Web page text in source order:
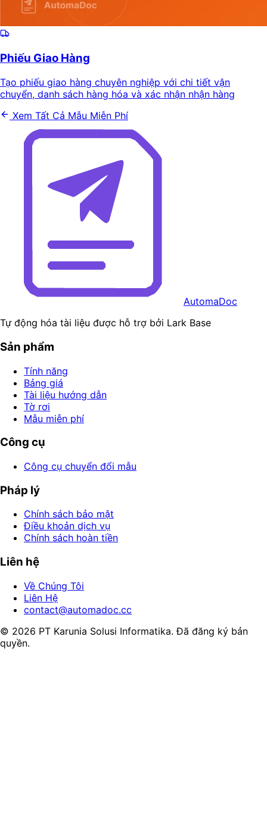
Phiếu Giao Hàng
Tạo phiếu giao hàng chuyên nghiệp với chi tiết vận
chuyển, danh sách hàng hóa và xác nhận nhận hàng
Xem Tất Cả Mẫu Miễn Phí
AutomaDoc
Tự động hóa tài liệu được hỗ trợ bởi Lark Base
Sản phẩm
Tính năng
Bảng giá
Tài liệu hướng dẫn
Tờ rơi
Mẫu miễn phí
Công cụ
Công cụ chuyển đổi mẫu
Pháp lý
Chính sách bảo mật
Điều khoản dịch vụ
Chính sách hoàn tiền
Liên hệ
Về Chúng Tôi
Liên Hệ
contact@automadoc.cc
© 2026 PT Karunia Solusi Informatika. Đã đăng ký bản
quyền.